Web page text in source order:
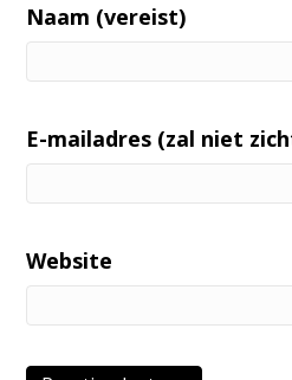
Naam (vereist)
E-mailadres (zal niet
Website